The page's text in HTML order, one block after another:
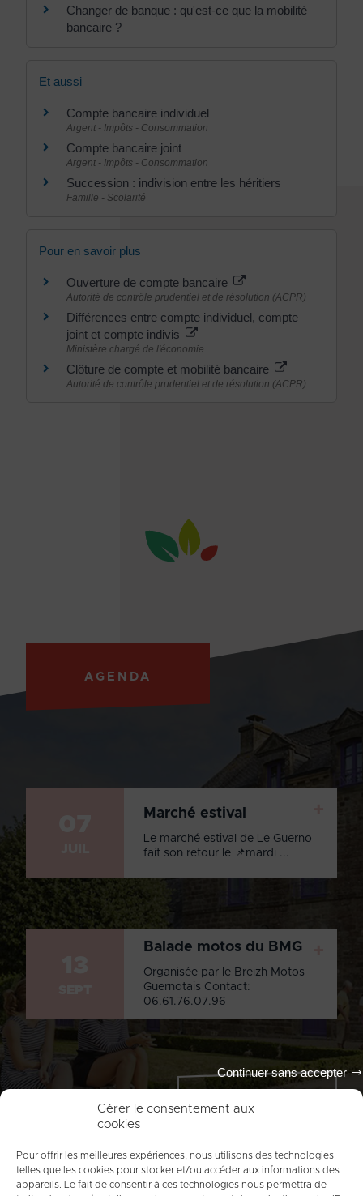
Gérer le consentement aux
cookies
Pour offrir les meilleures expériences, nous utilisons des technologies
telles que les cookies pour stocker et/ou accéder aux informations des
appareils. Le fait de consentir à ces technologies nous permettra de
Continuer sans accepter
Changer de banque : qu'est-ce que la mobilité
bancaire ?
Et aussi
Compte bancaire individuel
Argent - Impôts - Consommation
Compte bancaire joint
Argent - Impôts - Consommation
Succession : indivision entre les héritiers
Famille - Scolarité
Pour en savoir plus
Ouverture de compte bancaire
Autorité de contrôle prudentiel et de résolution (ACPR)
Différences entre compte individuel, compte
joint et compte indivis
Ministère chargé de l'économie
Clôture de compte et mobilité bancaire
Autorité de contrôle prudentiel et de résolution (ACPR)
AGENDA
Marché estival
Le marché estival de Le Guerno
fait son retour le 📌mardi ...
Balade motos du BMG
Organisée par le Breizh Motos
Guernotais Contact:
06.61.76.07.96